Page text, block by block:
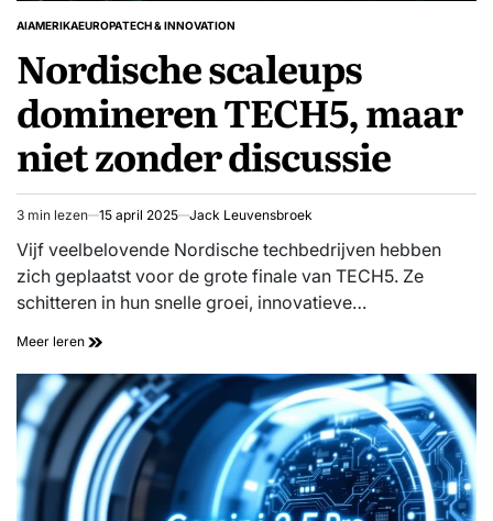
GEPLAATST
AIAMERIKAEUROPATECH & INNOVATION
Nordische scaleups
domineren TECH5, maar
niet zonder discussie
Geschatte
leestijd
3 min lezen 15 april 2025 Jack Leuvensbroek
Vijf veelbelovende Nordische techbedrijven hebben
zich geplaatst voor de grote finale van TECH5. Ze
schitteren in hun snelle groei, innovatieve…
Meer leren